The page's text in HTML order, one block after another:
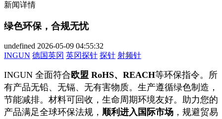
新闻详情
绿色环保，合规无忧
undefined 2026-05-09 04:55:32
INGUN 德国英冈 英冈探针 探针 射频针
INGUN 全面符合 欧盟 RoHS、REACH等环保指令。所
有产品无铅、无镉、无有害物质。生产遵循绿色制造，
节能减排。材料可回收，生命周期环境友好。助力您的
产品满足全球环保法规， 顺利进入国际市场 ，规避贸易